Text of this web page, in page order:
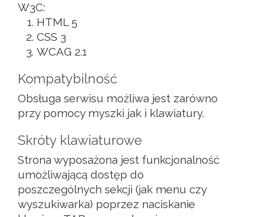
W3C:
HTML 5
CSS 3
WCAG 2.1
Kompatybilność
Obsługa serwisu możliwa jest zarówno
przy pomocy myszki jak i klawiatury.
Skróty klawiaturowe
Strona wyposażona jest funkcjonalność
umożliwającą dostęp do
poszczególnych sekcji (jak menu czy
wyszukiwarka) poprzez naciskanie